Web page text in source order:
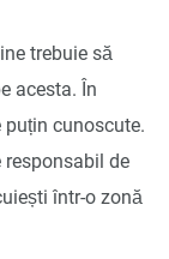
trebuie să
acesta. În
puțin cunoscute.
responsabil de
într-o zonă